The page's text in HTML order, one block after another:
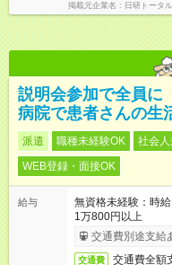
掲載元企業名 日研トータ
説明会参加で全員に
病院で患者さんの生
派遣 職種未経験OK 社会
WEB登録・面接OK
給与
無資格未経験：時
1万800円以上
交通費別途支給
交通費 交通費全額